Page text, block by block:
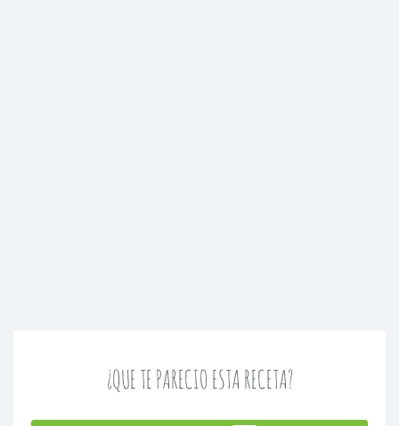
¿QUE TE PARECIO ESTA RECETA?